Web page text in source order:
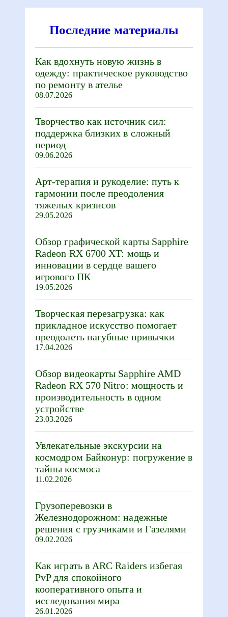
Последние материалы
Как вдохнуть новую жизнь в
одежду: практическое руководство
по ремонту в ателье
08.07.2026
Творчество как источник сил:
поддержка близких в сложный
период
09.06.2026
Арт-терапия и рукоделие: путь к
гармонии после преодоления
тяжелых кризисов
29.05.2026
Обзор графической карты Sapphire
Radeon RX 6700 XT: мощь и
инновации в сердце вашего
игрового ПК
19.05.2026
Творческая перезагрузка: как
прикладное искусство помогает
преодолеть пагубные привычки
17.04.2026
Обзор видеокарты Sapphire AMD
Radeon RX 570 Nitro: мощность и
производительность в одном
устройстве
23.03.2026
Увлекательные экскурсии на
космодром Байконур: погружение в
тайны космоса
11.02.2026
Грузоперевозки в
Железнодорожном: надежные
решения с грузчиками и Газелями
09.02.2026
Как играть в ARC Raiders избегая
PvP для спокойного
кооперативного опыта и
исследования мира
26.01.2026